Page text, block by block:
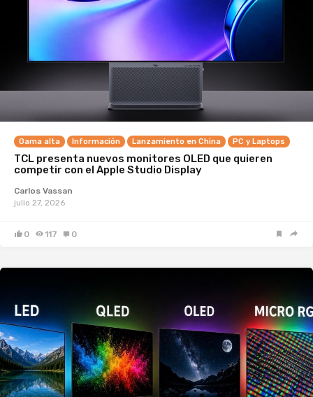
Gama alta Información Lanzamiento en China PC y Laptops
TCL presenta nuevos monitores OLED que quieren
competir con el Apple Studio Display
Carlos Vassan
julio 27, 2026
0 117 0